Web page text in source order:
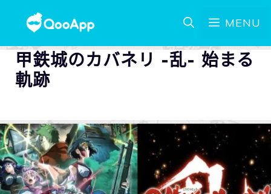
MENU
甲鉄城のカバネリ -乱- 始まる
軌跡